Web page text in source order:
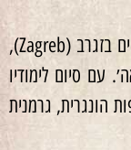
בנו של הרב האורתודוקסי בעירו. למד משפטים בזגרב (Zagreb),
עם סיום לימודיו
הונגרית, גרמנית